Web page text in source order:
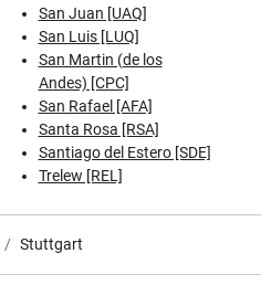
San Juan [UAQ]
San Luis [LUQ]
San Martin (de los
Andes) [CPC]
San Rafael [AFA]
Santa Rosa [RSA]
Santiago del Estero [SDE]
Trelew [REL]
Stuttgart